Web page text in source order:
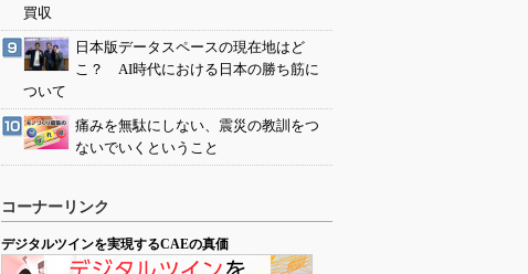
買収
日本版データスペースの現在地はど
こ？ AI時代における日本の勝ち筋に
ついて
痛みを無駄にしない、震災の教訓をつ
ないでいくということ
コーナーリンク
デジタルツインを実現するCAEの真価